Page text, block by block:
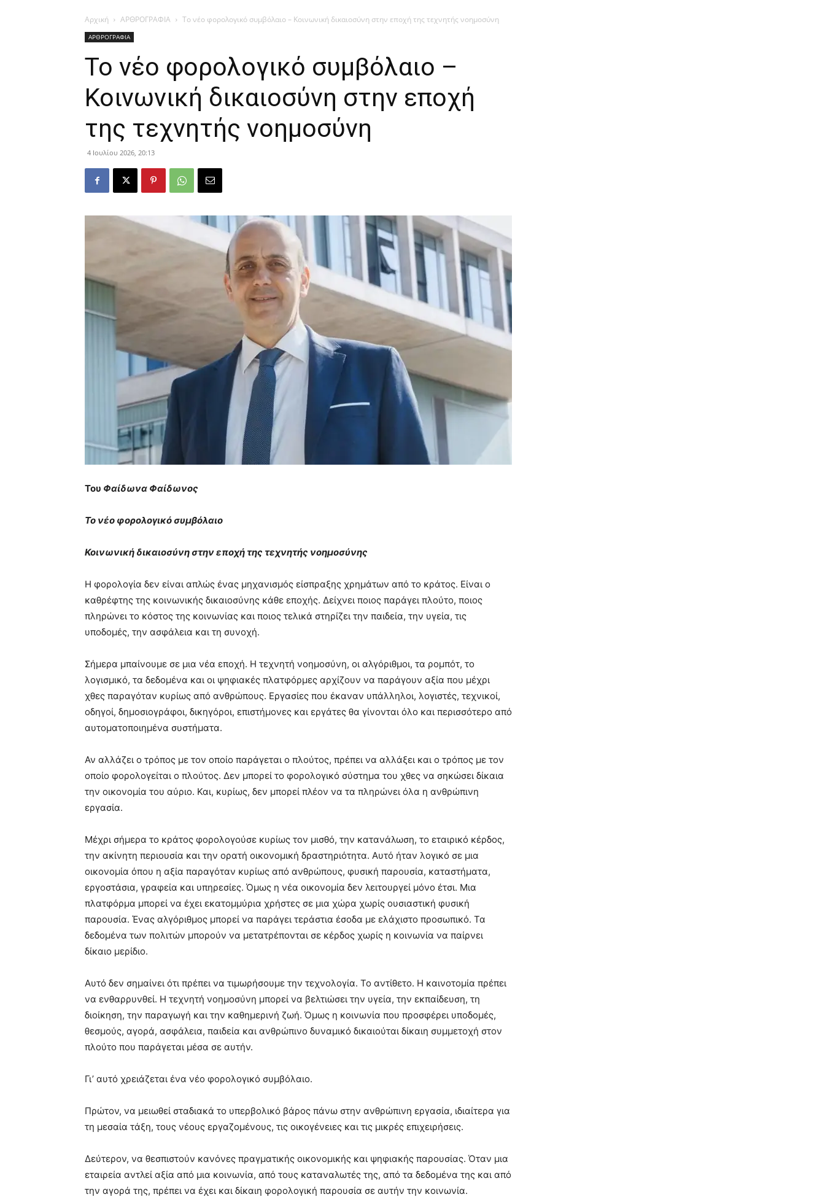
Αρχική ΑΡΘΡΟΓΡΑΦΙΑ Το νέο φορολογικό συμβόλαιο – Κοινωνική δικαιοσύνη στην εποχή της τεχνητής νοημοσύνη
ΑΡΘΡΟΓΡΑΦΙΑ
Το νέο φορολογικό συμβόλαιο –
Κοινωνική δικαιοσύνη στην εποχή
της τεχνητής νοημοσύνη
4 Ιουλίου 2026, 20:13
Του Φαίδωνα Φαίδωνος
Το νέο φορολογικό συμβόλαιο
Κοινωνική δικαιοσύνη στην εποχή της τεχνητής νοημοσύνης
Η φορολογία δεν είναι απλώς ένας μηχανισμός είσπραξης χρημάτων από το κράτος. Είναι ο
καθρέφτης της κοινωνικής δικαιοσύνης κάθε εποχής. Δείχνει ποιος παράγει πλούτο, ποιος
πληρώνει το κόστος της κοινωνίας και ποιος τελικά στηρίζει την παιδεία, την υγεία, τις
υποδομές, την ασφάλεια και τη συνοχή.
Σήμερα μπαίνουμε σε μια νέα εποχή. Η τεχνητή νοημοσύνη, οι αλγόριθμοι, τα ρομπότ, το
λογισμικό, τα δεδομένα και οι ψηφιακές πλατφόρμες αρχίζουν να παράγουν αξία που μέχρι
χθες παραγόταν κυρίως από ανθρώπους. Εργασίες που έκαναν υπάλληλοι, λογιστές, τεχνικοί,
οδηγοί, δημοσιογράφοι, δικηγόροι, επιστήμονες και εργάτες θα γίνονται όλο και περισσότερο από
αυτοματοποιημένα συστήματα.
Αν αλλάζει ο τρόπος με τον οποίο παράγεται ο πλούτος, πρέπει να αλλάξει και ο τρόπος με τον
οποίο φορολογείται ο πλούτος. Δεν μπορεί το φορολογικό σύστημα του χθες να σηκώσει δίκαια
την οικονομία του αύριο. Και, κυρίως, δεν μπορεί πλέον να τα πληρώνει όλα η ανθρώπινη
εργασία.
Μέχρι σήμερα το κράτος φορολογούσε κυρίως τον μισθό, την κατανάλωση, το εταιρικό κέρδος,
την ακίνητη περιουσία και την ορατή οικονομική δραστηριότητα. Αυτό ήταν λογικό σε μια
οικονομία όπου η αξία παραγόταν κυρίως από ανθρώπους, φυσική παρουσία, καταστήματα,
εργοστάσια, γραφεία και υπηρεσίες. Όμως η νέα οικονομία δεν λειτουργεί μόνο έτσι. Μια
πλατφόρμα μπορεί να έχει εκατομμύρια χρήστες σε μια χώρα χωρίς ουσιαστική φυσική
παρουσία. Ένας αλγόριθμος μπορεί να παράγει τεράστια έσοδα με ελάχιστο προσωπικό. Τα
δεδομένα των πολιτών μπορούν να μετατρέπονται σε κέρδος χωρίς η κοινωνία να παίρνει
δίκαιο μερίδιο.
Αυτό δεν σημαίνει ότι πρέπει να τιμωρήσουμε την τεχνολογία. Το αντίθετο. Η καινοτομία πρέπει
να ενθαρρυνθεί. Η τεχνητή νοημοσύνη μπορεί να βελτιώσει την υγεία, την εκπαίδευση, τη
διοίκηση, την παραγωγή και την καθημερινή ζωή. Όμως η κοινωνία που προσφέρει υποδομές,
θεσμούς, αγορά, ασφάλεια, παιδεία και ανθρώπινο δυναμικό δικαιούται δίκαιη συμμετοχή στον
πλούτο που παράγεται μέσα σε αυτήν.
Γι’ αυτό χρειάζεται ένα νέο φορολογικό συμβόλαιο.
Πρώτον, να μειωθεί σταδιακά το υπερβολικό βάρος πάνω στην ανθρώπινη εργασία, ιδιαίτερα για
τη μεσαία τάξη, τους νέους εργαζομένους, τις οικογένειες και τις μικρές επιχειρήσεις.
Δεύτερον, να θεσπιστούν κανόνες πραγματικής οικονομικής και ψηφιακής παρουσίας. Όταν μια
εταιρεία αντλεί αξία από μια κοινωνία, από τους καταναλωτές της, από τα δεδομένα της και από
την αγορά της, πρέπει να έχει και δίκαιη φορολογική παρουσία σε αυτήν την κοινωνία.